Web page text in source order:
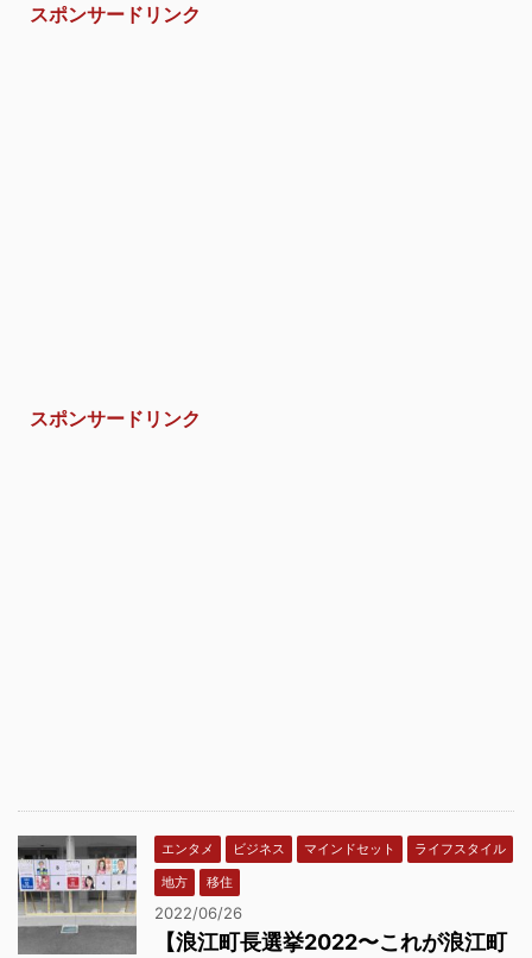
スポンサードリンク
スポンサードリンク
エンタメ ビジネス マインドセット
ライフスタイル
地方
移住
2022/06/26
【浪江町長選挙2022〜これが浪江町